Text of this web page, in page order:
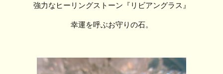
強力なヒーリングストーン『リビアングラス』
幸運を呼ぶお守りの石。